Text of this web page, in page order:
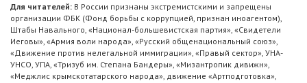
Для читателей: В России признаны экстремистскими и запрещены
организации ФБК (Фонд борьбы с коррупцией, признан иноагентом),
Штабы Навального, «Национал-большевистская партия», «Свидетели
Иеговы», «Армия воли народа», «Русский общенациональный союз»,
«Движение против нелегальной иммиграции», «Правый сектор», УНА-
УНСО, УПА, «Тризуб им. Степана Бандеры», «Мизантропик дивижн»,
«Меджлис крымскотатарского народа», движение «Артподготовка»,